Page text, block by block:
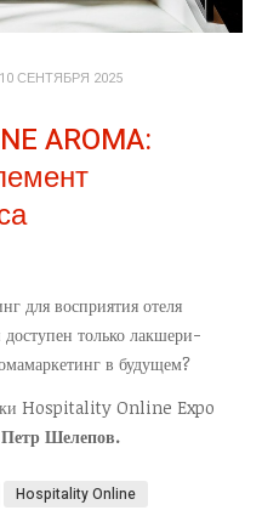
СЕНТЯБРЯ 2025
AROMA:
для восприятия отеля
только лакшери-
в будущем?
Hospitality Online Expo
Петр Шелепов.
Hospitality Online